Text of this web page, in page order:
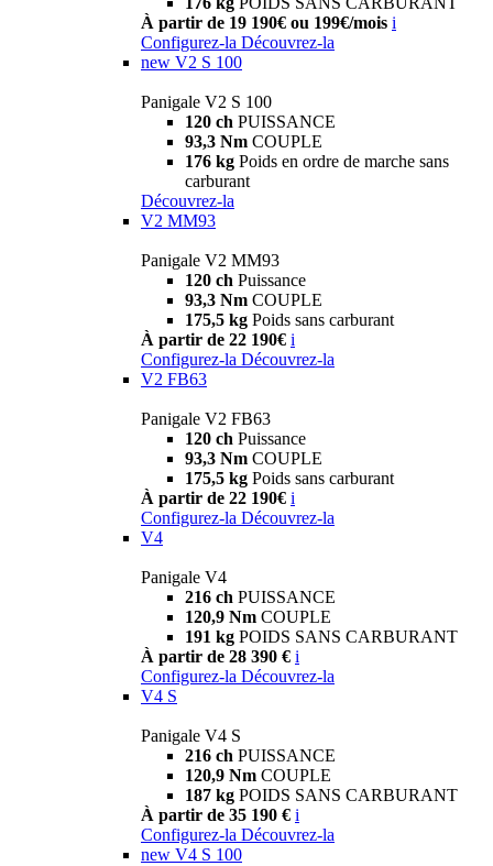
À partir de 19 190€ ou 199€/mois i
Configurez-la Découvrez-la
new V2 S 100
Panigale V2 S 100
120 ch PUISSANCE
93,3 Nm COUPLE
176 kg Poids en ordre de marche sans
carburant
Découvrez-la
V2 MM93
Panigale V2 MM93
120 ch Puissance
93,3 Nm COUPLE
175,5 kg Poids sans carburant
À partir de 22 190€ i
Configurez-la Découvrez-la
V2 FB63
Panigale V2 FB63
120 ch Puissance
93,3 Nm COUPLE
175,5 kg Poids sans carburant
À partir de 22 190€ i
Configurez-la Découvrez-la
V4
Panigale V4
216 ch PUISSANCE
120,9 Nm COUPLE
191 kg POIDS SANS CARBURANT
À partir de 28 390 € i
Configurez-la Découvrez-la
V4 S
Panigale V4 S
216 ch PUISSANCE
120,9 Nm COUPLE
187 kg POIDS SANS CARBURANT
À partir de 35 190 € i
Configurez-la Découvrez-la
new V4 S 100